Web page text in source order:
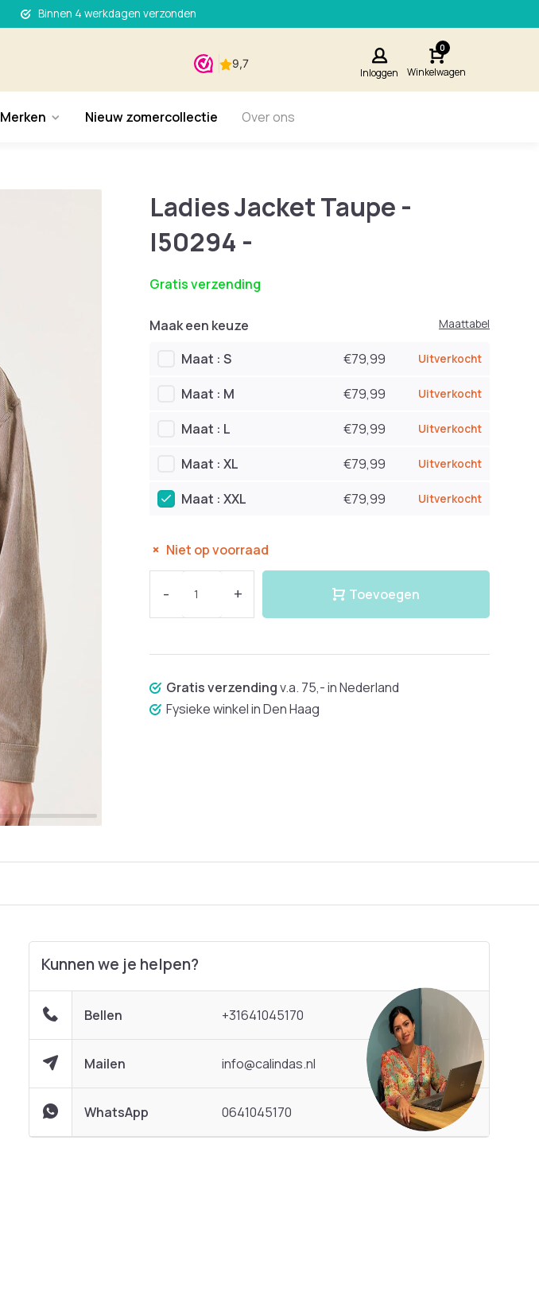
Binnen 4 werkdagen verzonden
Inloggen
0
Winkelwagen
Merken Nieuw zomercollectie Over ons
Ladies Jacket Taupe -
I50294 -
Gratis verzending
Maak een keuze
Maat : S
€79,99 Uitverkocht
Maat : M €79,99 Uitverkocht
Maat : L €79,99 Uitverkocht
Maat : XL €79,99 Uitverkocht
Maat : XXL €79,99 Uitverkocht
Maattabel
Niet op voorraad
- + Toevoegen
Gratis verzendingv.a. 75,- in Nederland
Fysieke winkel in Den Haag
Kunnen we je helpen?
Bellen +31641045170
Mailen info@calindas.nl
WhatsApp 0641045170